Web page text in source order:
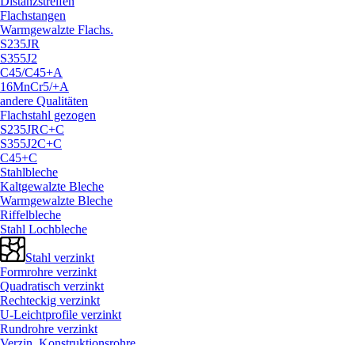
Flachstangen
Warmgewalzte Flachs.
S235JR
S355J2
C45/C45+A
16MnCr5/+A
andere Qualitäten
Flachstahl gezogen
S235JRC+C
S355J2C+C
C45+C
Stahlbleche
Kaltgewalzte Bleche
Warmgewalzte Bleche
Riffelbleche
Stahl Lochbleche
Stahl verzinkt
Formrohre verzinkt
Quadratisch verzinkt
Rechteckig verzinkt
U-Leichtprofile verzinkt
Rundrohre verzinkt